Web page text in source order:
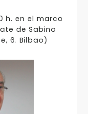
h. en el marco
de Sabino
6. Bilbao)